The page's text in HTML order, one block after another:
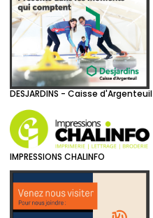
DESJARDINS - Caisse d'Argenteuil
IMPRESSIONS CHALINFO